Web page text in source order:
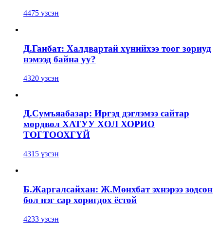
4475 үзсэн
Д.Ганбат: Халдвартай хүнийхээ тоог зориуд
нэмээд байна уу?
4320 үзсэн
Д.Сумъяабазар: Иргэд дэглэмээ сайтар
мөрдвөл ХАТУУ ХӨЛ ХОРИО
ТОГТООХГҮЙ
4315 үзсэн
Б.Жаргалсайхан: Ж.Мөнхбат эхнэрээ зодсон
бол нэг сар хоригдох ёстой
4233 үзсэн